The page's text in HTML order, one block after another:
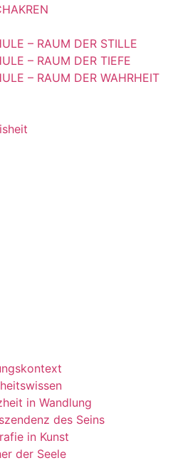
– RAUM DER STILLE
– RAUM DER TIEFE
– RAUM DER WAHRHEIT
in Wandlung
des Seins
in Kunst
der Seele